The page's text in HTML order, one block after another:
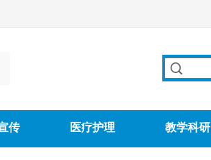
传 医疗护理 教学科研